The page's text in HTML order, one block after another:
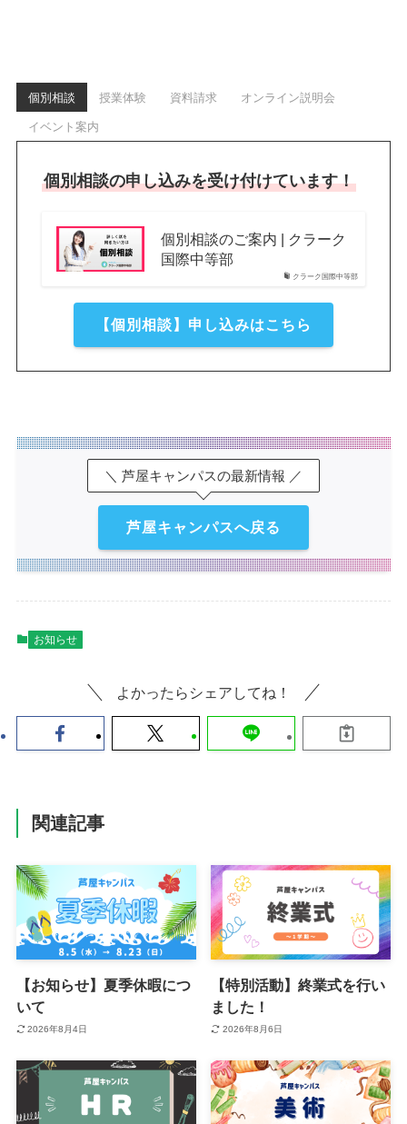
個別相談 授業体験 資料請求 オンライン説明会
イベント案内
個別相談の申し込みを受け付けています！
クラーク国際中等部
個別相談のご案内 | クラーク
国際中等部
【個別相談】申し込みはこちら
＼ 芦屋キャンパスの最新情報 ／
芦屋キャンパスへ戻る
お知らせ
よかったらシェアしてね！
関連記事
【お知らせ】夏季休暇につ
いて
2026年8月4日
【特別活動】終業式を行い
ました！
2026年8月6日